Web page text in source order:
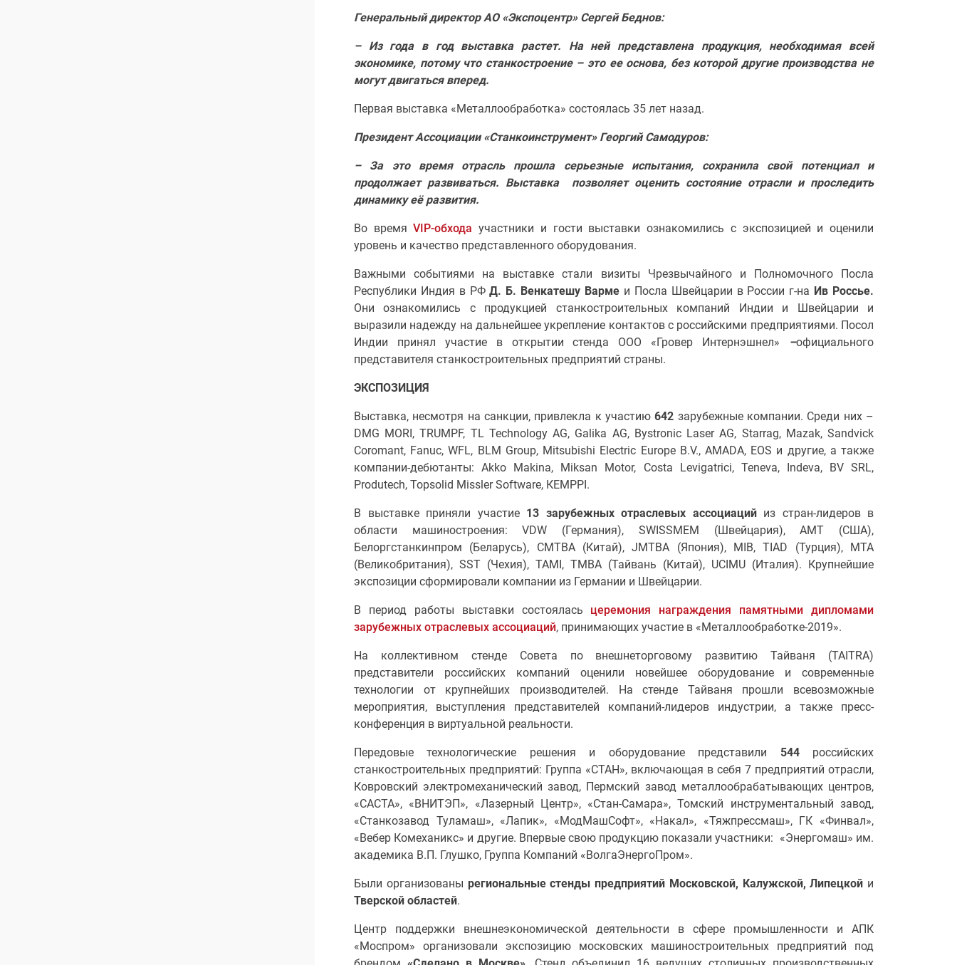
Генеральный директор АО «Экспоцентр» Сергей Беднов:
– Из года в год выставка растет. На ней представлена продукция, необходимая всей
экономике, потому что станкостроение – это ее основа, без которой другие производства не
могут двигаться вперед.
Первая выставка «Металлообработка» состоялась 35 лет назад.
Президент Ассоциации «Станкоинструмент» Георгий Самодуров:
– За это время отрасль прошла серьезные испытания, сохранила свой потенциал и
продолжает развиваться. Выставка позволяет оценить состояние отрасли и проследить
динамику её развития.
Во времяVIP-обхода участники и гости выставки ознакомились с экспозицией и оценили
уровень и качество представленного оборудования.
Важными событиями на выставке стали визиты Чрезвычайного и Полномочного Посла
Республики Индия в РФД. Б. Венкатешу Варме и Посла Швейцарии в России г-на Ив Россье.
Они ознакомились с продукцией станкостроительных компаний Индии и Швейцарии и
выразили надежду на дальнейшее укрепление контактов с российскими предприятиями. Посол
Индии принял участие в открытии стенда ООО «Гровер Интернэшнел»
–официального
представителя станкостроительных предприятий страны.
ЭКСПОЗИЦИЯ
Выставка, несмотря на санкции, привлекла к участию642 зарубежные компании. Среди них –
DMG MORI, TRUMPF, TL Technology AG, Galika AG, Bystronic Laser AG, Starrag, Mazak, Sandvick
Coromant, Fanuc, WFL, BLM Group, Mitsubishi Electric Europe B.V., AMADA, EOS и другие, а также
компании-дебютанты: Akko Makina, Miksan Motor, Costa Levigatrici, Teneva, Indeva, BV SRL,
Produtech, Topsolid Missler Software, КЕMPPI.
В выставке приняли участие 13 зарубежных отраслевых ассоциацийиз стран-лидеров в
области машиностроения: VDW (Германия), SWISSMEM (Швейцария), AMT (США),
Белоргстанкинпром (Беларусь), CMTBA (Китай), JMTBA (Япония), MIB, TIAD (Турция), MTA
(Великобритания), SST (Чехия), TAMI, TMBA (Тайвань (Китай), UCIMU (Италия). Крупнейшие
экспозиции сформировали компании из Германии и Швейцарии.
В период работы выставки состоялась церемония награждения памятными дипломами
зарубежных отраслевых ассоциаций, принимающих участие в «Металлообработке-2019».
На коллективном стенде Совета по внешнеторговому развитию Тайваня (TAITRA)
представители российских компаний оценили новейшее оборудование и современные
технологии от крупнейших производителей. На стенде Тайваня прошли всевозможные
мероприятия, выступления представителей компаний-лидеров индустрии, а также пресс-
конференция в виртуальной реальности.
Передовые технологические решения и оборудование представили 544 российских
станкостроительных предприятий: Группа «СТАН», включающая в себя 7 предприятий отрасли,
Ковровский электромеханический завод, Пермский завод металлообрабатывающих центров,
«САСТА», «ВНИТЭП», «Лазерный Центр», «Стан-Самара», Томский инструментальный завод,
«Станкозавод Туламаш», «Лапик», «МодМашСофт», «Накал», «Тяжпрессмаш», ГК «Финвал»,
«Вебер Комеханикс» и другие. Впервые свою продукцию показали участники: «Энергомаш» им.
академика В.П. Глушко, Группа Компаний «ВолгаЭнергоПром».
Были организованы региональные стенды предприятий Московской, Калужской, Липецкой и
Тверской областей.
Центр поддержки внешнеэкономической деятельности в сфере промышленности и АПК
«Моспром» организовали экспозицию московских машиностроительных предприятий под